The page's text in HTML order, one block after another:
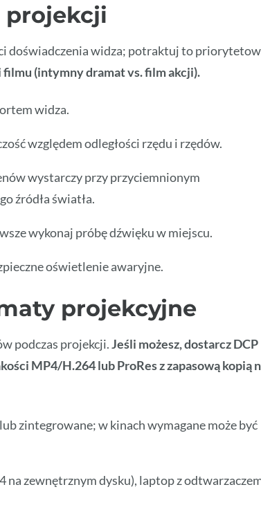
projekcji
doświadczenia widza; potraktuj to
(intymny dramat vs. film akcji).
widza.
względem odległości rzędu i rzędów.
wystarczy przy przyciemnionym
źródła światła.
wykonaj próbę dźwięku w miejscu.
oświetlenie awaryjne.
projekcyjne
podczas projekcji.Jeśli możesz, dostarcz
MP4/H.264 lub ProRes z zapasową kopią
zintegrowane; w kinach wymagane może być
na zewnętrznym dysku), laptop z